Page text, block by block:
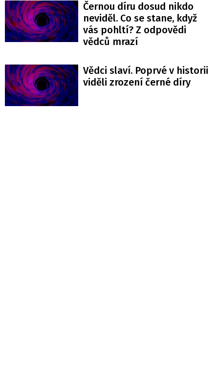
Černou díru dosud nikdo
neviděl. Co se stane, když
vás pohltí? Z odpovědi
vědců mrazí
Vědci slaví. Poprvé v historii
viděli zrození černé díry